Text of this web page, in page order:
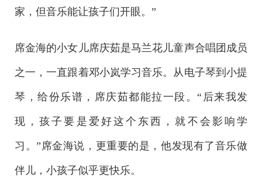
家，但音乐能让孩子们开眼。”
席金海的小女儿席庆茹是马兰花儿童声合唱团成员
之一，一直跟着邓小岚学习音乐。从电子琴到小提
琴，给份乐谱，席庆茹都能拉一段。“后来我发
现，孩子要是爱好这个东西，就不会影响学
习。”席金海说，更重要的是，他发现有了音乐做
伴儿，小孩子似乎更快乐。